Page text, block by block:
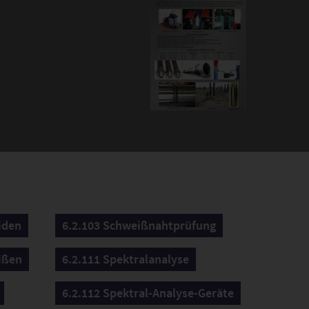
6.2.103 Schweißnahtprüfung
6.2.111 Spektralanalyse
6.2.112 Spektral-Analyse-Geräte